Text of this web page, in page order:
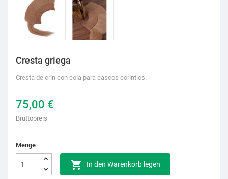
Cresta griega
Cresta de crin con cola para cascos corintios.
75,00 €
Bruttopreis
Menge
 In den Warenkorb legen